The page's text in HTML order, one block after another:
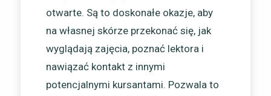
otwarte. Są to doskonałe okazje, aby
na własnej skórze przekonać się, jak
wyglądają zajęcia, poznać lektora i
nawiązać kontakt z innymi
potencjalnymi kursantami. Pozwala to